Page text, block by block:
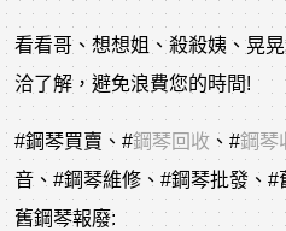
看看哥、想想姐、殺殺姨、晃
洽了解，避免浪費您的時間!
#鋼琴買賣 、 #鋼琴回收 、 #鋼琴
音 、 #鋼琴維修 、 #鋼琴批發 、 #
舊鋼琴報廢: